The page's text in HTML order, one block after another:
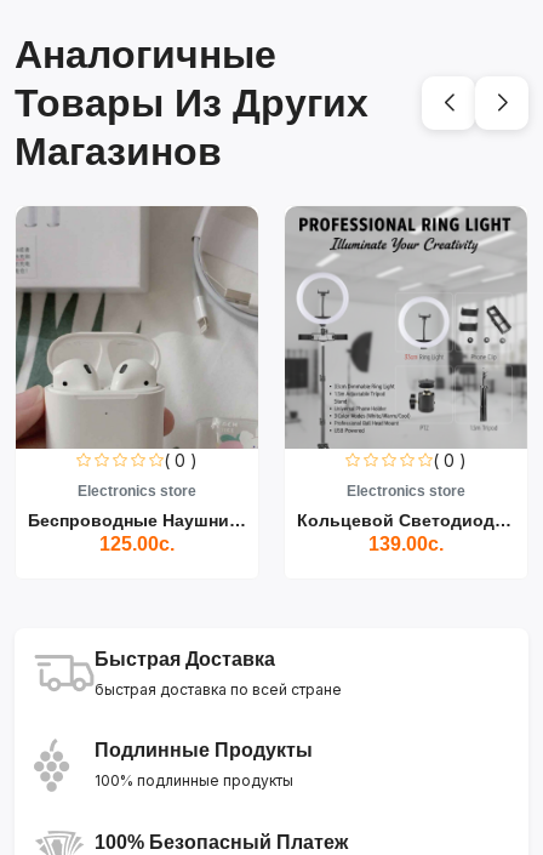
Аналогичные
Товары Из Других
Магазинов
( 0 )
Electronics store
Беспроводные Наушники Air...
125.00с.
( 0 )
Electronics store
Кольцевой Светодиодный Св...
139.00с.
Быстрая Доставка
быстрая доставка по всей стране
Подлинные Продукты
100% подлинные продукты
100% Безопасный Платеж